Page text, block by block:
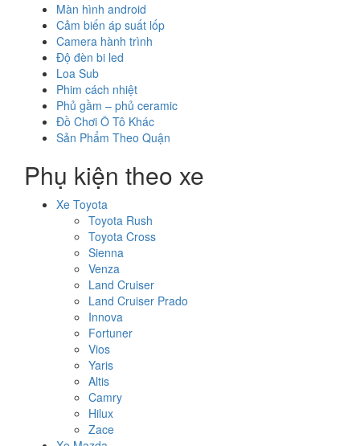
Màn hình android
Cảm biến áp suất lốp
Camera hành trình
Độ đèn bi led
Loa Sub
Phim cách nhiệt
Phủ gầm – phủ ceramic
Đồ Chơi Ô Tô Khác
Sản Phẩm Theo Quận
Phụ kiện theo xe
Xe Toyota
Toyota Rush
Toyota Cross
Sienna
Venza
Land Cruiser
Land Cruiser Prado
Innova
Fortuner
Vios
Yaris
Altis
Camry
Hilux
Zace